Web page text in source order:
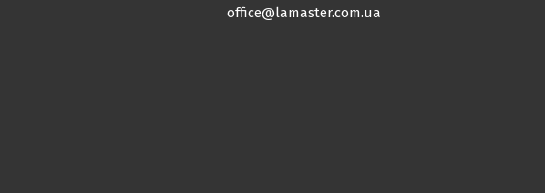
office@lamaster.com.ua